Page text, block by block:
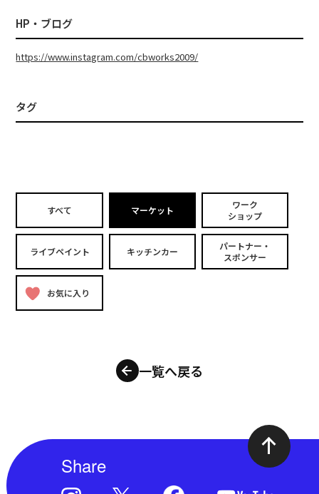
HP・ブログ
https://www.instagram.com/cbworks2009/
タグ
すべて マーケット
ワーク
ショップ
ライブペイント キッチンカー
パートナー・
スポンサー
お気に入り
一覧へ戻る
Share